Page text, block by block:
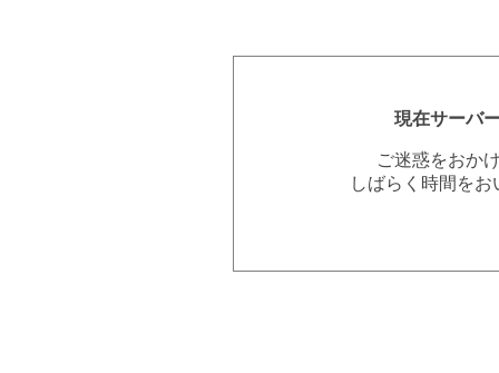
現在サーバ
ご迷惑をおか
しばらく時間を